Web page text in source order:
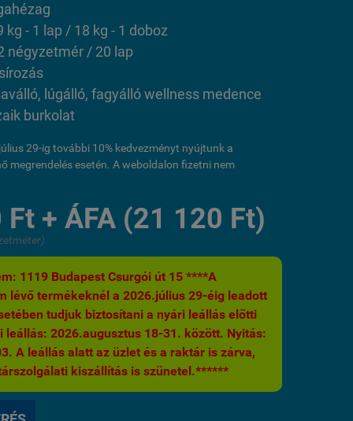
kg - 1 lap / 18 kg - 1 doboz
négyzetmér / 20 lap
lúgálló, fagyálló wellness medence
burkolat
29-ig további 10% kedvezményt nyújtunk a
megrendelés esetén. A weboldalon fizetni nem
Ft + ÁFA (21 120 Ft)
1119 Budapest Csurgói út 15 ****A
lévő termékeknél a 2026.július 29-éig leadott
tudjuk biztosítani a nyári leállás előtti
leállás: 2026.augusztus 18-31. között. Nyitás:
A leállás alatt az üzlet és a raktár is zárva,
kiszállítás is szünetel.******